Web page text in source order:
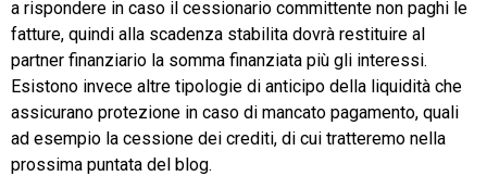
a rispondere in caso il cessionario committente non paghi le
fatture, quindi alla scadenza stabilita dovrà restituire al
partner finanziario la somma finanziata più gli interessi.
Esistono invece altre tipologie di anticipo della liquidità che
assicurano protezione in caso di mancato pagamento, quali
ad esempio la cessione dei crediti, di cui tratteremo nella
prossima puntata del blog.